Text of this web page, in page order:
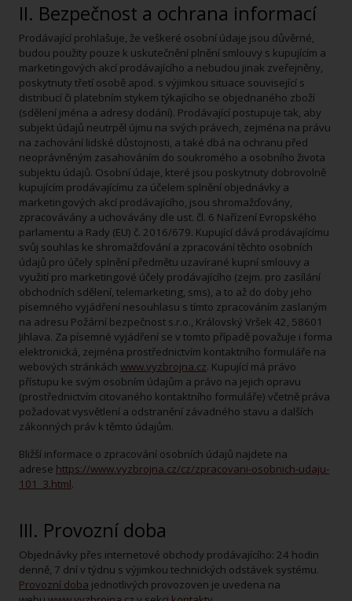
II. Bezpečnost a ochrana informací
Prodávající prohlašuje, že veškeré osobní údaje jsou důvěrné,
budou použity pouze k uskutečnění plnění smlouvy s kupujícím a
marketingových akcí prodávajícího a nebudou jinak zveřejněny,
poskytnuty třetí osobě apod. s výjimkou situace související s
distribucí či platebním stykem týkajícího se objednaného zboží
(sdělení jména a adresy dodání). Prodávající postupuje tak, aby
subjekt údajů neutrpěl újmu na svých právech, zejména na právu
na zachování lidské důstojnosti, a také dbá na ochranu před
neoprávněným zasahováním do soukromého a osobního života
subjektu údajů. Osobní údaje, které jsou poskytnuty dobrovolně
kupujícím prodávajícímu za účelem splnění objednávky a
marketingových akcí prodávajícího, jsou shromažďovány,
zpracovávány a uchovávány dle ust. čl. 6 Nařízení Evropského
parlamentu a Rady (EU) č. 2016/679. Kupující dává prodávajícímu
svůj souhlas ke shromažďování a zpracování těchto osobních
údajů pro účely splnění předmětu uzavírané kupní smlouvy a
využití pro marketingové účely prodávajícího (zejm. pro zasílání
obchodních sdělení, telemarketing, sms), a to až do doby jeho
písemného vyjádření nesouhlasu s tímto zpracováním zaslaným
na adresu Požární bezpečnost s.r.o., Královský Vršek 42, 58601
Jihlava. Za písemné vyjádření se v tomto případě považuje i forma
elektronická, zejména prostřednictvím kontaktního formuláře na
webových stránkách www.vyzbrojna.cz. Kupující má právo
přístupu ke svým osobním údajům a právo na jejich opravu
(prostřednictvím citovaného kontaktního formuláře) včetně práva
požadovat vysvětlení a odstranění závadného stavu a dalších
zákonných práv k těmto údajům.
Bližší informace o zpracování osobních údajů najdete na
adrese https://www.vyzbrojna.cz/cz/zpracovani-osobnich-udaju-
101_3.html.
III. Provozní doba
Objednávky přes internetové obchody prodávajícího: 24 hodin
denně, 7 dní v týdnu s výjimkou technických odstávek systému.
Provozní doba jednotlivých provozoven je uvedena na